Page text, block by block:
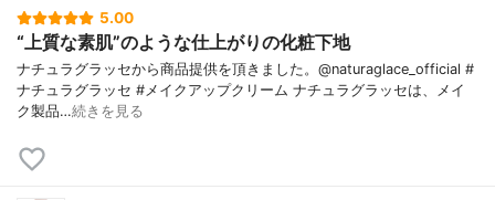
5.00
“上質な素肌”のような仕上がりの化粧下地
ナチュラグラッセから商品提供を頂きました。@naturaglace_official #
ナチュラグラッセ #メイクアップクリーム ナチュラグラッセは、メイ
ク製品…続きを見る